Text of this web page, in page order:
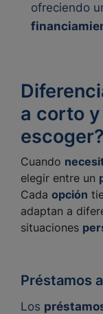
ofreciendo
a corto
escoger?
Cuando
elegir entre un
Cada opción
adaptan a
situaciones
Préstamos
Los